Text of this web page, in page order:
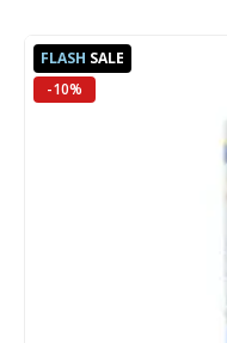
FLASH SALE
-10%